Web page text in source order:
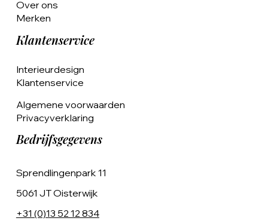
Over ons
Merken
Klantenservice
Interieurdesign
Klantenservice
Algemene voorwaarden
Privacyverklaring
Bedrijfsgegevens
Sprendlingenpark 11
5061 JT Oisterwijk
+31 (0)13 52 12 834